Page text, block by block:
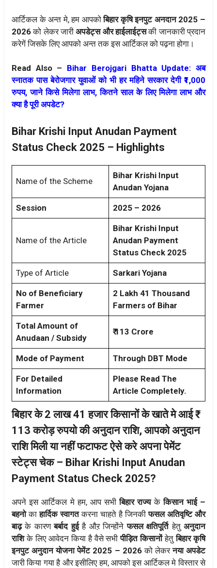
आर्टिकल के अन्त मे, हम आपकोबिहार कृषि इनपुट अनदान 2025 –
2026को लेकर जारीअपडेट्स और हाईलाईट्सकी जानकारी प्रदान
करेगें जिसके लिए आपको अन्त तक इस आर्टिकल को पढ़ना होगा।
Read Also – Bihar Berojgari Bhatta Update: अब
स्नातक पास बेरोजगार युवाओं को भी हर महिने सरकार देगी ₹1,000
रुपय, जाने किसे मिलेगा लाभ, कितने साल के लिए मिलेगा लाभ और
क्या है पूरी अपडेट?
Bihar Krishi Input Anudan Payment
Status Check 2025 – Highlights
Name of the Scheme
Bihar Krishi Input
Anudan Yojana
Session 2025 – 2026
Name of the Article
Bihar Krishi Input
Anudan Payment
Status Check 2025
Type of Article Sarkari Yojana
No of Beneficiary
Farmer
2 Lakh 41 Thousand
Farmers of Bihar
Total Amount of
Anudaan / Subsidy
₹ 113 Crore
Mode of Payment Through DBT Mode
For Detailed
Information
Please Read The
Article Completely.
बिहार के 2 लाख 41 हजार किसानों के खाते मे आई ₹
113 करोड़ रुपयो की अनुदान राशि, आपको अनुदान
राशि मिली या नहीं फटाफट ऐसे करे अपना पेमेंट
स्टेट्स चेक – Bihar Krishi Input Anudan
Payment Status Check 2025?
अपने इस आर्टिकल मे हम, आप सभीबिहार राज्यकेकिसान भाई –
बहनोकाहार्दिक स्वागतकरना चाहते है जिनकीफसल अतिवृष्टि और
बाढ़के कारणबर्बाद हुईहै औऱ जिन्होंनेफसल क्षतिपूर्तिहेतुअनुदान
राशिके लिए आवेदन किया है वैसे सभीपीड़ित किसानोंहेतुबिहार कृषि
इनपुट अनुदान योजना पेमेंट 2025 – 2026को लेकरनया अपडेट
जारी किया गया है और इसीलिए हम, आपको इस आर्टिकल मे विस्तार से